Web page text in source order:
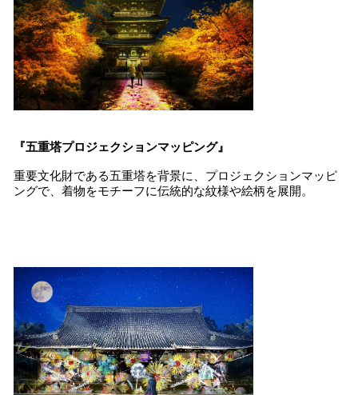
『五重塔プロジェクションマッピング』
重要文化財である五重塔を背景に、プロジェクションマッピ
ングで、着物をモチーフに伝統的な紋様や絵柄を展開。